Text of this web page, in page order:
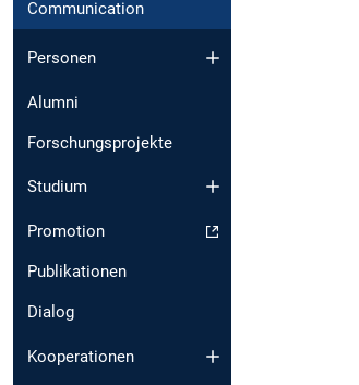
Communication
Personen
Alumni
Forschungsprojekte
Studium
Promotion
Publikationen
Dialog
Kooperationen